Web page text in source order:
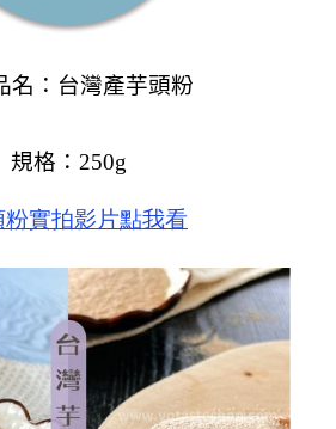
名：台灣產芋頭粉
規格： 250g
粉實拍影片點我看